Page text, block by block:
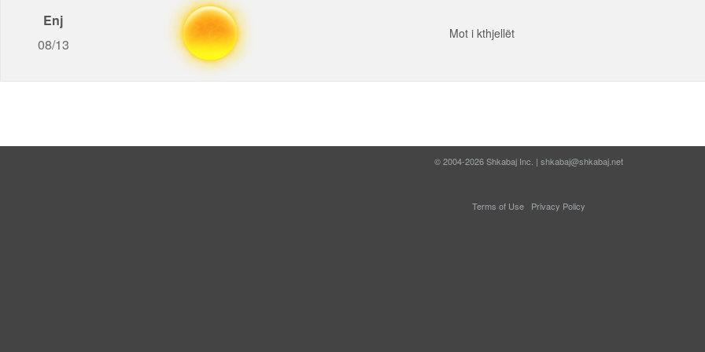
Enj
08/13
Mot i kthjellët
© 2004-2026 Shkabaj Inc. | shkabaj@shkabaj.net
Terms of Use Privacy Policy